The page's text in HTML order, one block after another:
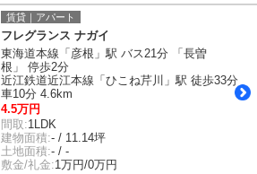
賃貸｜アパート
フレグランス ナガイ
東海道本線「彦根」駅 バス21分 「長曽
根」 停歩2分
近江鉄道近江本線「ひこね芹川」駅 徒歩33分
車10分 4.6km
4.5万円
間取:1LDK
建物面積:- / 11.14坪
土地面積:- / -
敷金/礼金:1万円/0万円